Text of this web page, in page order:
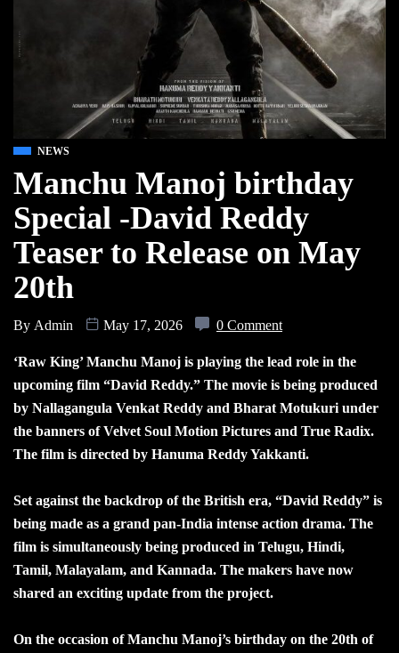
NEWS
Manchu Manoj birthday
Special -David Reddy
Teaser to Release on May
20th
By Admin May 17, 2026 0 Comment
‘Raw King’ Manchu Manoj is playing the lead role in the
upcoming film “David Reddy.” The movie is being produced
by Nallagangula Venkat Reddy and Bharat Motukuri under
the banners of Velvet Soul Motion Pictures and True Radix.
The film is directed by Hanuma Reddy Yakkanti.
Set against the backdrop of the British era, “David Reddy” is
being made as a grand pan-India intense action drama. The
film is simultaneously being produced in Telugu, Hindi,
Tamil, Malayalam, and Kannada. The makers have now
shared an exciting update from the project.
On the occasion of Manchu Manoj’s birthday on the 20th of